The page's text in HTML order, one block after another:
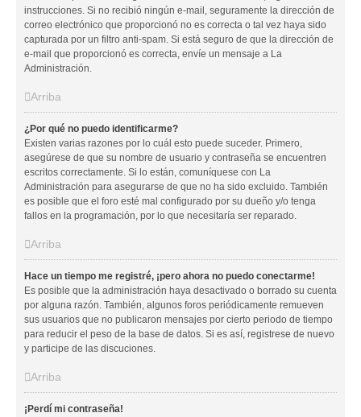
instrucciones. Si no recibió ningún e-mail, seguramente la dirección de
correo electrónico que proporcionó no es correcta o tal vez haya sido
capturada por un filtro anti-spam. Si está seguro de que la dirección de
e-mail que proporcionó es correcta, envíe un mensaje a La
Administración.
Arriba
¿Por qué no puedo identificarme?
Existen varias razones por lo cuál esto puede suceder. Primero,
asegúrese de que su nombre de usuario y contraseña se encuentren
escritos correctamente. Si lo están, comuníquese con La
Administración para asegurarse de que no ha sido excluido. También
es posible que el foro esté mal configurado por su dueño y/o tenga
fallos en la programación, por lo que necesitaría ser reparado.
Arriba
Hace un tiempo me registré, ¡pero ahora no puedo conectarme!
Es posible que la administración haya desactivado o borrado su cuenta
por alguna razón. También, algunos foros periódicamente remueven
sus usuarios que no publicaron mensajes por cierto periodo de tiempo
para reducir el peso de la base de datos. Si es así, registrese de nuevo
y participe de las discuciones.
Arriba
¡Perdí mi contraseña!